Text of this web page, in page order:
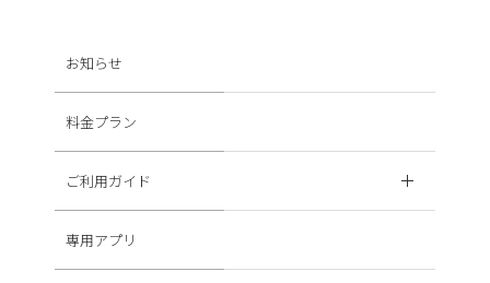
お知らせ
料金プラン
ご利用ガイド
専用アプリ